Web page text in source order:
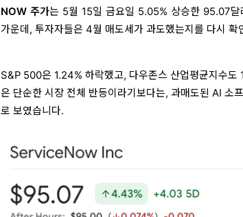
NOW 주가는 5월 15일 금요일 5.05% 상승한 95.07달
가운데, 투자자들은 4월 매도세가 과도했는지를 다시 확
S&P 500은 1.24% 하락했고, 다우존스 산업평균지수
은 단순한 시장 전체 반등이라기보다는, 과매도된 AI 소
로 보였습니다.